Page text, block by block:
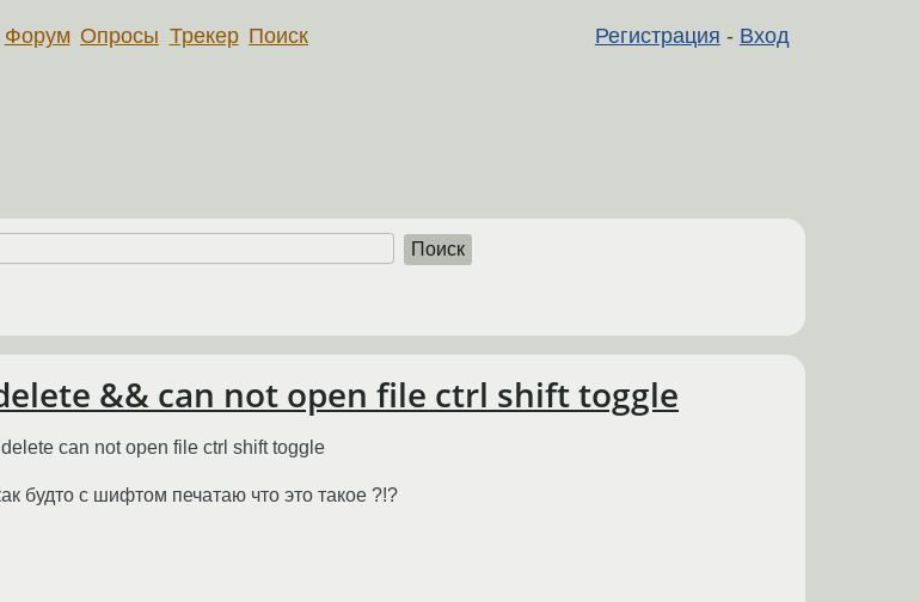
Регистрация - Вход
Форум Опросы Трекер Поиск
Поиск
&& can not open file ctrl shift toggle
can not open file ctrl shift toggle
будто с шифтом печатаю что это такое ?!?